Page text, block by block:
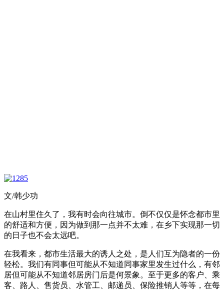
文/韩少功
在山村里住久了，我有时会向往城市。倒不仅仅是怀念都市里
的舒适和方便，因为做到那一点并不太难，在乡下实现那一切
的日子也不会太远吧。
在我看来，都市生活最大的诱人之处，是人们互为隐者的一份
轻松。我们有同事但可能从不知道同事家里发生过什么，有邻
居但可能从不知道邻居房门后是何景象。至于更多的客户、乘
客、路人、售货员、水管工、邮递员、保险推销人等等，在每